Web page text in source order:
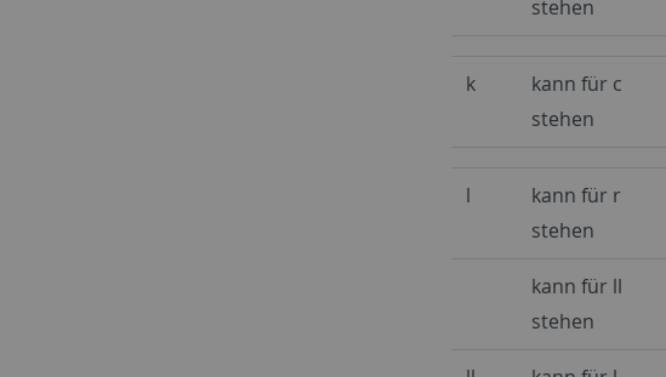
stehen
k
kann für c
stehen
l
kann für r
stehen
kann für ll
stehen